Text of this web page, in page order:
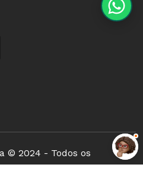
© 2024 - Todos os